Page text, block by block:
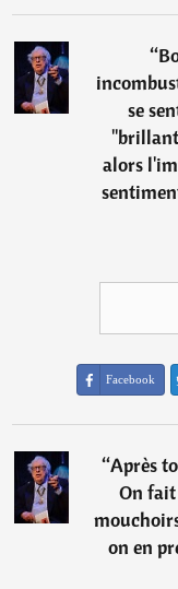
“
se
alors
Facebook
“Après
On fait
on en